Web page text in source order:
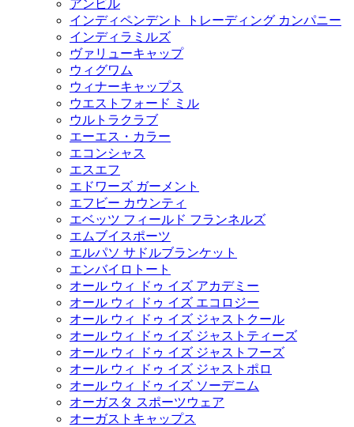
アンビル
インディペンデント トレーディング カンパニー
インディラミルズ
ヴァリューキャップ
ウィグワム
ウィナーキャップス
ウエストフォード ミル
ウルトラクラブ
エーエス・カラー
エコンシャス
エスエフ
エドワーズ ガーメント
エフビー カウンティ
エベッツ フィールド フランネルズ
エムブイスポーツ
エルパソ サドルブランケット
エンバイロトート
オール ウィ ドゥ イズ アカデミー
オール ウィ ドゥ イズ エコロジー
オール ウィ ドゥ イズ ジャストクール
オール ウィ ドゥ イズ ジャストティーズ
オール ウィ ドゥ イズ ジャストフーズ
オール ウィ ドゥ イズ ジャストポロ
オール ウィ ドゥ イズ ソーデニム
オーガスタ スポーツウェア
オーガストキャップス